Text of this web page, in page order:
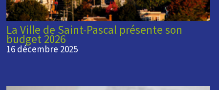
La Ville de Saint-Pascal présente son
budget 2026
16 décembre 2025